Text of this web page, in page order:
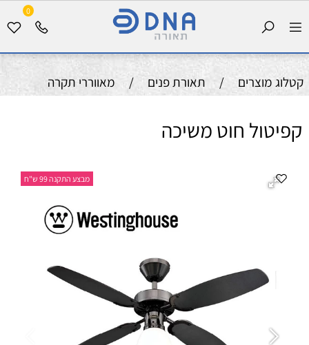
0
קטלוג מוצרים / תאורת פנים / מאווררי תקרה
קפיטול חוט משיכה
מבצע התקנה 99 ש"ח